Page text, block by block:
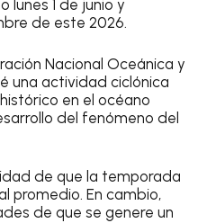
lunes 1 de junio y
de este 2026.
Nacional Oceánica y
una actividad ciclónica
histórico en el océano
del fenómeno del
de que la temporada
promedio. En cambio,
de que se genere un